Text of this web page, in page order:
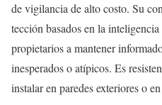
de vigilancia de alto costo. Su
tección basados ​​en la
propietarios a mantener
inesperados o atípicos. Es
instalar en paredes exteriores o